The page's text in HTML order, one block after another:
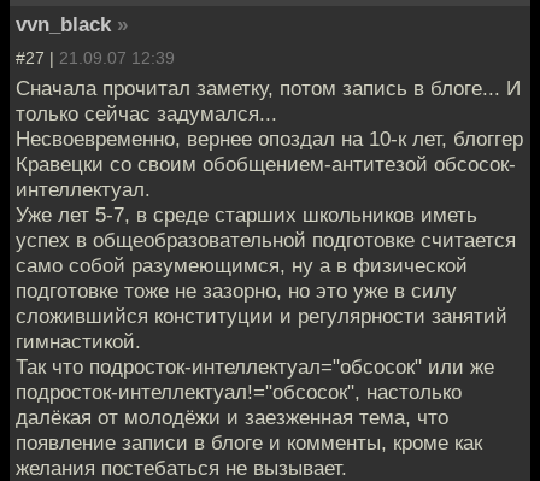
vvn_black »
#27 | 21.09.07 12:39
Сначала прочитал заметку, потом запись в блоге... И
только сейчас задумался...
Несвоевременно, вернее опоздал на 10-к лет, блоггер
Кравецки со своим обобщением-антитезой обсосок-
интеллектуал.
Уже лет 5-7, в среде старших школьников иметь
успех в общеобразовательной подготовке считается
само собой разумеющимся, ну а в физической
подготовке тоже не зазорно, но это уже в силу
сложившийся конституции и регулярности занятий
гимнастикой.
Так что подросток-интеллектуал="обсосок" или же
подросток-интеллектуал!="обсосок", настолько
далёкая от молодёжи и заезженная тема, что
появление записи в блоге и комменты, кроме как
желания постебаться не вызывает.